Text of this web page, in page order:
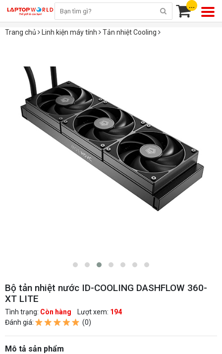
...
Trang chủ Linh kiện máy tính Tản nhiệt Cooling
Bộ tản nhiệt nước ID-COOLING DASHFLOW 360-
XT LITE
Tình trạng: Còn hàng Lượt xem: 194
Đánh giá:
(0)
Mô tả sản phẩm